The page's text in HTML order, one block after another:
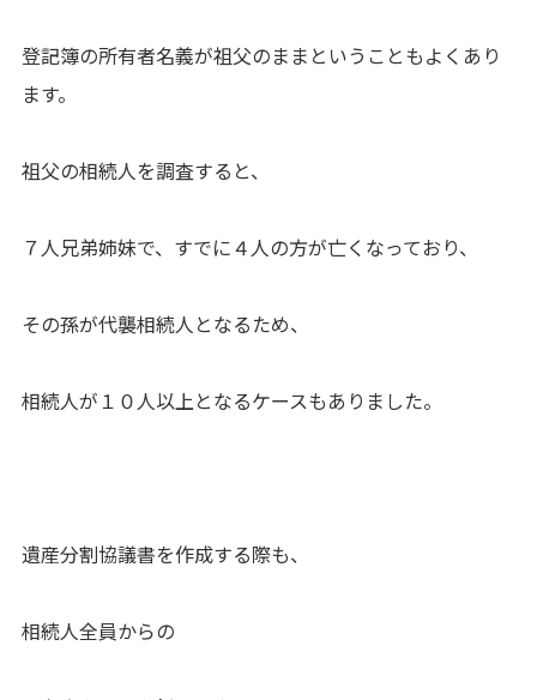
登記簿の所有者名義が祖父のままということもよくあり
ます。
祖父の相続人を調査すると、
７人兄弟姉妹で、すでに４人の方が亡くなっており、
その孫が代襲相続人となるため、
相続人が１０人以上となるケースもありました。
遺産分割協議書を作成する際も、
相続人全員からの